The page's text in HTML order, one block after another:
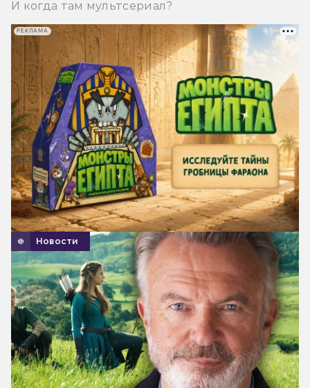
И когда там мультсериал?
Новости
РЕКЛАМА